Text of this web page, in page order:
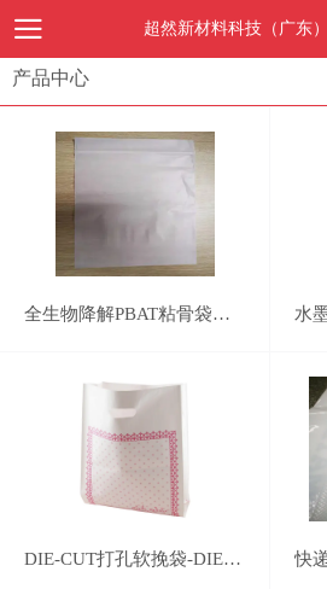
超然新材料科技（广东
产品中心
全生物降解PBAT粘骨袋，自封袋，密封袋
DIE-CUT打孔软挽袋-DIE-CUT打孔手挽袋